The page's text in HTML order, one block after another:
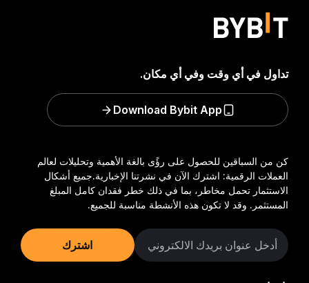
كن من السباقين للحصول على رؤًى بالغة الأهمية وتحليلات لعالم
العملات الرقمية: اشترك الآن في نشرتنا الإخبارية.جميع أشكال
الاستثمار تحمل مخاطر، بما في ذلك خطر فقدان كامل المبلغ
المستثمر. وقد لا تكون هذه الأنشطة مناسبة للجميع.
اشترك
تداول في أي وقت وفي أي مكان.
Download Bybit App